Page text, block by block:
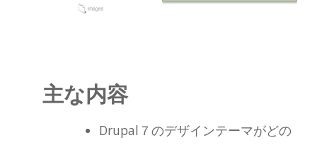
主な内容
Drupal７のデザインテーマがどの